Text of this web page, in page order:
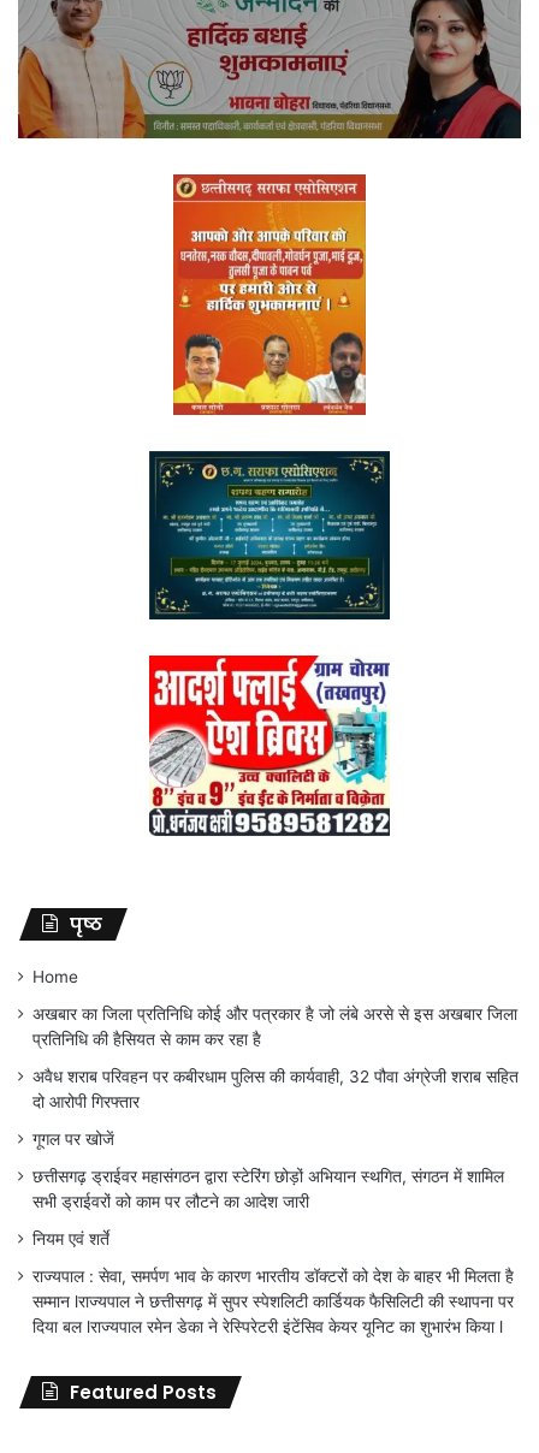
पृष्ठ
Home
अखबार का जिला प्रतिनिधि कोई और पत्रकार है जो लंबे अरसे से इस अखबार जिला
प्रतिनिधि की हैसियत से काम कर रहा है
अवैध शराब परिवहन पर कबीरधाम पुलिस की कार्यवाही, 32 पौवा अंग्रेजी शराब सहित
दो आरोपी गिरफ्तार
गूगल पर खोजें
छत्तीसगढ़ ड्राईवर महासंगठन द्वारा स्टेरिंग छोड़ों अभियान स्थगित, संगठन में शामिल
सभी ड्राईवरों को काम पर लौटने का आदेश जारी
नियम एवं शर्ते
राज्यपाल : सेवा, समर्पण भाव के कारण भारतीय डॉक्टरों को देश के बाहर भी मिलता है
सम्मान lराज्यपाल ने छत्तीसगढ़ में सुपर स्पेशलिटी कार्डियक फैसिलिटी की स्थापना पर
दिया बल lराज्यपाल रमेन डेका ने रेस्पिरेटरी इंटेंसिव केयर यूनिट का शुभारंभ किया l
Featured Posts